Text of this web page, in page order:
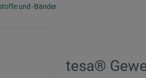
und -Bänder
tesa®